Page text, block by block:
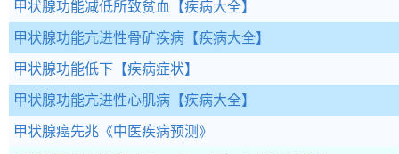
甲状腺功能减低所致贫血 【疾病大全】
甲状腺功能亢进性骨矿疾病 【疾病大全】
甲状腺功能低下 【疾病症状】
甲状腺功能亢进性心肌病 【疾病大全】
甲状腺癌先兆 《中医疾病预测》